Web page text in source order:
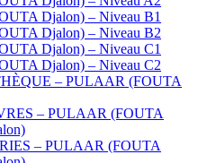
Djalon) – Niveau B1
Djalon) – Niveau B2
Djalon) – Niveau C1
Djalon) – Niveau C2
– PULAAR (FOUTA
– PULAAR (FOUTA
– PULAAR (FOUTA